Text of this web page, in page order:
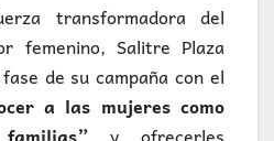
transformadora del
femenino, Salitre Plaza
de su campaña con el
a las mujeres como
y ofrecerles